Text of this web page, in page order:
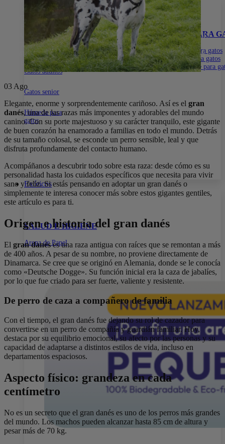
ALIMENTOS
Gatitos
Gatos adultos
Gatos senior
Húmeda para
gatos
SNACKS PARA GATOS
Dentales
Naturales
ARENA PARA
Con aroma para gatos
Sin aroma para gatos
Biodegradable para
Exóticos
SALUD E HIGIENE
Arena de Papel
15% DE DESCUENTO EN TODA LA WEB CON EL CÓDIGO:
PRIMERACOMPRA
15% DE DESCUENTO EN TODA LA WEB
PRIMERACOMPRA •15% DE DESCUENTO EN
TODA LA WEB CON EL CÓDIGO:PRIMERACOMPRA •15% DE
DESCUENTO EN TODA LA WEB CON EL CÓDIGO:
PRIMERACOMPRA •15% DE DESCUENTO EN TODA LA WEB
CON EL CÓDIGO:PRIMERACOMPRA •
03Ago
Elegante, enorme y sorprendentemente cariñoso. Así es el gran
danés, una de las razas más imponentes y adorables del mundo
canino. Con su porte majestuoso y su carácter tranquilo, este gigante
de buen corazón ha enamorado a familias en todo el mundo. Detrás
de su tamaño colosal, se esconde un perro sensible, leal y que
disfruta profundamente del contacto humano.
Acompáñanos a descubrir todo sobre esta raza: desde cómo es su
personalidad hasta los cuidados específicos que necesita para vivir
sano y feliz. Si estás pensando en adoptar un gran danés o
simplemente te interesa conocer más sobre estos gigantes gentiles,
este artículo es para ti.
Origen e historia del gran danés
El gran danéses una raza antigua con raíces que se remontan a más
de 400 años. A pesar de su nombre, no proviene directamente de
Dinamarca. Se cree que se originó en Alemania, donde se le conocía
como «Deutsche Dogge». Su función inicial era la caza de jabalíes,
por lo que fue criado para ser fuerte, valiente y resistente.
De perro de caza a compañero de familia
Con el tiempo, el gran danés fue dejando su rol de cazador para
convertirse en un perro de compañía y guardián familiar. Hoy,
destaca por su equilibrio emocional, su afecto por las personas y su
capacidad de adaptarse a distintos estilos de vida, incluso en
departamentos espaciosos.
Aspecto físico: grandeza en cada
centímetro
No es un secreto que el gran danés es uno de los perros más grandes
del mundo. Los machos pueden alcanzar hasta 85 cm de altura y
pesar más de 70 kg.